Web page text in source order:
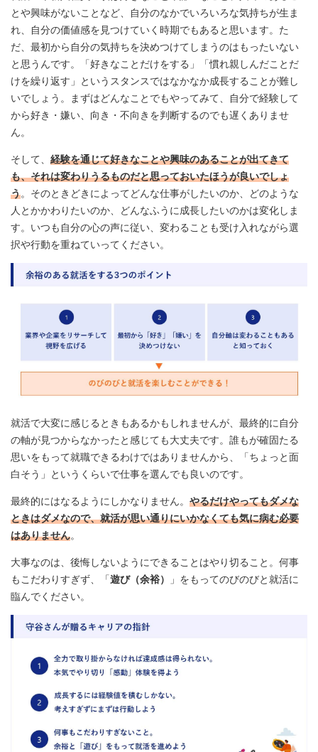
とや興味がないことなど、自分のなかでいろいろな気持ちが生ま
れ、自分の価値感を見つけていく時期でもあると思います。た
だ、最初から自分の気持ちを決めつけてしまうのはもったいない
と思うんです。「好きなことだけをする」「慣れ親しんだことだ
けを繰り返す」というスタンスではなかなか成長することが難し
いでしょう。まずはどんなことでもやってみて、自分で経験して
から好き・嫌い、向き・不向きを判断するのでも遅くありませ
ん。
そして、 経験を通じて好きなことや興味のあることが出てきて
も、それは変わりうるものだと思っておいたほうが良いでしょ
う。そのときどきによってどんな仕事がしたいのか、どのような
人とかかわりたいのか、どんなふうに成長したいのかは変化しま
す。いつも自分の心の声に従い、変わることも受け入れながら選
択や行動を重ねていってください。
就活で大変に感じるときもあるかもしれませんが、最終的に自分
の軸が見つからなかったと感じても大丈夫です。誰もが確固たる
思いをもって就職できるわけではありませんから、「ちょっと面
白そう」というくらいで仕事を選んでも良いのです。
最終的にはなるようにしかなりません。 やるだけやってもダメな
ときはダメなので、就活が思い通りにいかなくても気に病む必要
はありません。
大事なのは、後悔しないようにできることはやり切ること。何事
もこだわりすぎず、「遊び（余裕）
」をもってのびのびと就活に
臨んでください。